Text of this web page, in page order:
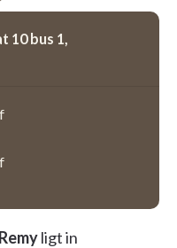
10 bus 1,
ligt in